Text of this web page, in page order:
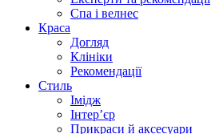
Спа i велнес
Краса
Догляд
Клініки
Рекомендації
Стиль
Імідж
Інтер’єр
Прикраси й аксесуари